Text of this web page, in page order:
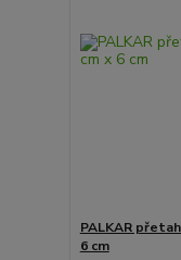
PALKAR
6 cm